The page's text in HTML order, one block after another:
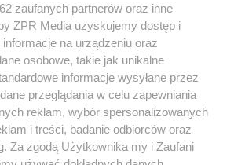
w serwisie nie może być powielany i
dalej rozpowszechniany w jakikolwiek sposób (w
lub mechaniczny) na jakimkolwiek polu
formie, włącznie z umieszczaniem w
zgody właściciela praw. Jakiekolwiek użycie lub
w całości lub w części z naruszeniem prawa,
jest zabronione pod groźbą kary i może być
zaufanych partnerów oraz inne
ZPR Media uzyskujemy dostęp i
na urządzeniu oraz
osobowe, takie jak unikalne
informacje wysyłane przez
przeglądania w celu zapewniania
reklam, wybór spersonalizowanych
i treści, badanie odbiorców oraz
Za zgodą Użytkownika my i Zaufani